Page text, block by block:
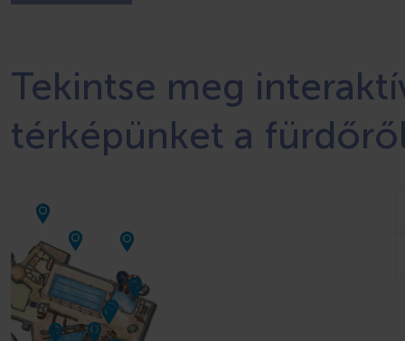
Tekintse meg
térképünket a